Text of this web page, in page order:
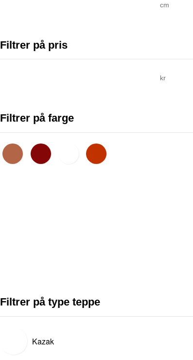
cm
Filtrer på pris
kr
Filtrer på farge
Filtrer på type teppe
Kazak